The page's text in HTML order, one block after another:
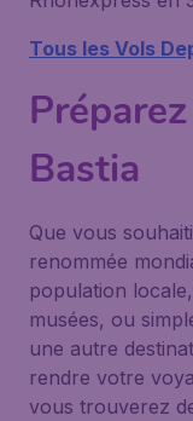
Tous les Vols
Bastia
Que vous
renommée
population
musées, ou
une autre
rendre votre
vous trouverez